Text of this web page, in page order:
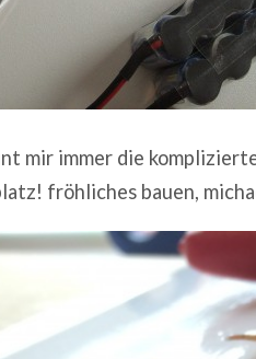
mir immer die
fröhliches bauen,